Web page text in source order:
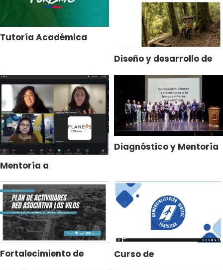
Tutoría Académica
Diseño y desarrollo de
capacitación «Rutas de
los Parques de la
Patagonia»
Mentoría a
Turísticos de Ecuador
Diagnóstico y Mentoría
Fortalecimiento de
Curso de